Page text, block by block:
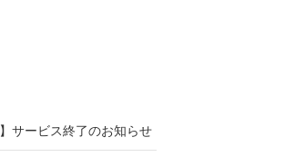
サービス終了のお知らせ